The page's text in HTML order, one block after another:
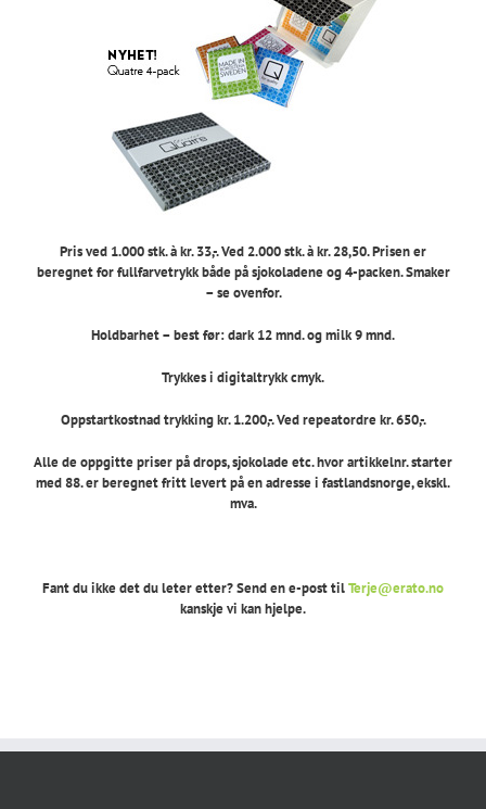
Pris ved 1.000 stk. à kr. 33,-. Ved 2.000 stk. à kr. 28,50. Prisen er
beregnet for fullfarvetrykk både på sjokoladene og 4-packen. Smaker
– se ovenfor.
Holdbarhet – best før: dark 12 mnd. og milk 9 mnd.
Trykkes i digitaltrykk cmyk.
Oppstartkostnad trykking kr. 1.200,-. Ved repeatordre kr. 650,-.
Alle de oppgitte priser på drops, sjokolade etc. hvor artikkelnr. starter
med 88. er beregnet fritt levert på en adresse i fastlandsnorge, ekskl.
mva.
Fant du ikke det du leter etter? Send en e-post tilTerje@erato.no
kanskje vi kan hjelpe.